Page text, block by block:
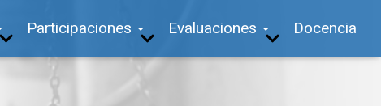
Participaciones Evaluaciones Docencia